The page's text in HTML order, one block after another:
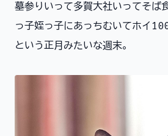
墓参りいって多賀大社いってそば
っ子姪っ子にあっちむいてホイ
という正月みたいな週末。